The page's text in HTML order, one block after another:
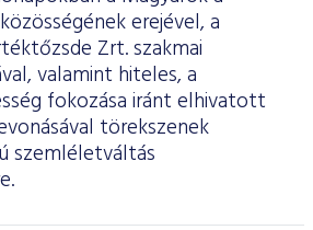
erejével, a
Zrt. szakmai
valamint hiteles, a
fokozása iránt elhivatott
törekszenek
szemléletváltás